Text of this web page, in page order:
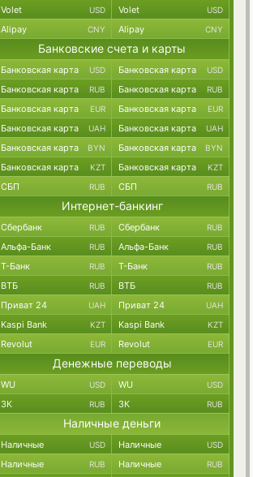
Volet USD Volet USD
Alipay CNY Alipay CNY
Банковские счета и карты
Банковская карта USD Банковская карта USD
Банковская карта RUB Банковская карта RUB
Банковская карта EUR Банковская карта EUR
Банковская карта UAH Банковская карта UAH
Банковская карта BYN Банковская карта BYN
Банковская карта KZT Банковская карта KZT
СБП RUB СБП RUB
Интернет-банкинг
Сбербанк RUB Сбербанк RUB
Альфа-Банк RUB Альфа-Банк RUB
Т-Банк RUB Т-Банк RUB
ВТБ RUB ВТБ RUB
Приват 24 UAH Приват 24 UAH
Kaspi Bank KZT Kaspi Bank KZT
Revolut EUR Revolut EUR
Денежные переводы
WU USD WU USD
ЗК RUB ЗК RUB
Наличные деньги
Наличные USD Наличные USD
Наличные RUB Наличные RUB